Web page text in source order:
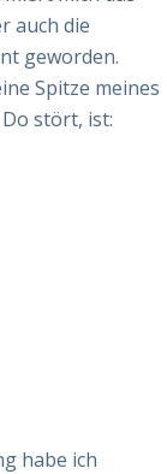
auch die
geworden.
Spitze meines
stört, ist:
habe ich